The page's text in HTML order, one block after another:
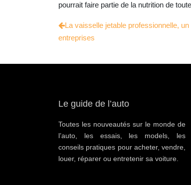
pourrait faire partie de la nutrition de
La vaisselle jetable professionnelle,
entreprises
Le guide de l’auto
Toutes les nouveautés sur le monde de
l’auto, les essais, les models, les
conseils pratiques pour acheter, vendre,
louer, réparer ou entretenir sa voiture.